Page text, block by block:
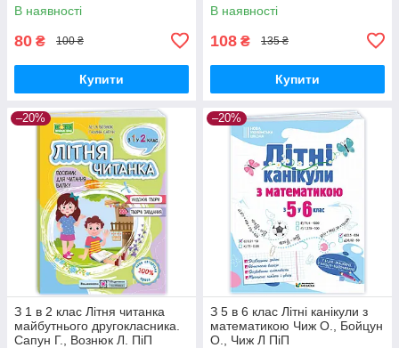
В наявності
80 ₴ 100 ₴
Купити
В наявності
108 ₴ 135 ₴
Купити
–20%
З 1 в 2 клас Літня читанка
майбутнього другокласника.
Сапун Г., Вознюк Л. ПіП
–20%
З 5 в 6 клас Літні канікули з
математикою Чиж О., Бойцун
О., Чиж Л ПіП